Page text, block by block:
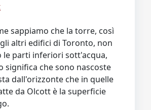
sappiamo che la torre, così
altri edifici di Toronto, non
le parti inferiori sott'acqua,
significa che sono nascoste
dall'orizzonte che in quelle
da Olcott è la superficie